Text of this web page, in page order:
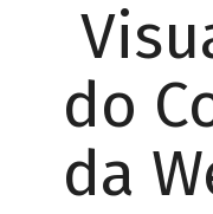
do
da